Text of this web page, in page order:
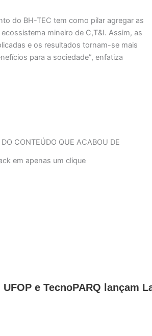
do BH-TEC tem como pilar agregar as
mineiro de C,T&I. Assim, as
e os resultados tornam-se mais
para a sociedade”, enfatiza
CONTEÚDO QUE ACABOU DE
em apenas um clique
UFOP e TecnoPARQ